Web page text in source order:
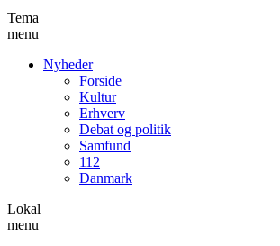
Tema
menu
Nyheder
Forside
Kultur
Erhverv
Debat og politik
Samfund
112
Danmark
Lokal
menu